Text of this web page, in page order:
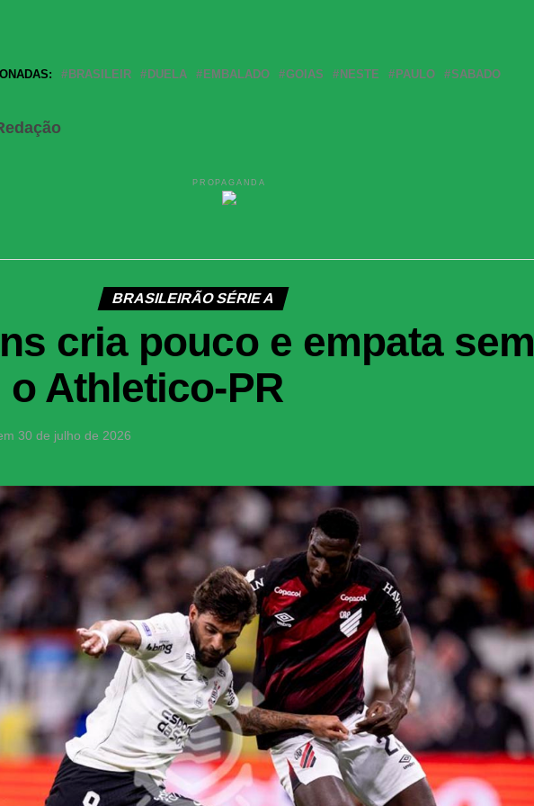
BRASILEIR DUELA EMBALADO GOIAS NESTE PAULO SABADO
PROPAGANDA
BRASILEIRÃO SÉRIE A
cria pouco e empata sem
Athletico-PR
30 de julho de 2026